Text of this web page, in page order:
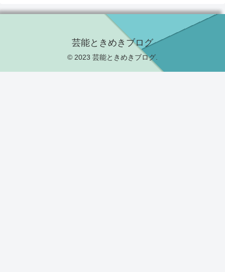
芸能ときめきブログ
© 2023 芸能ときめきブログ.